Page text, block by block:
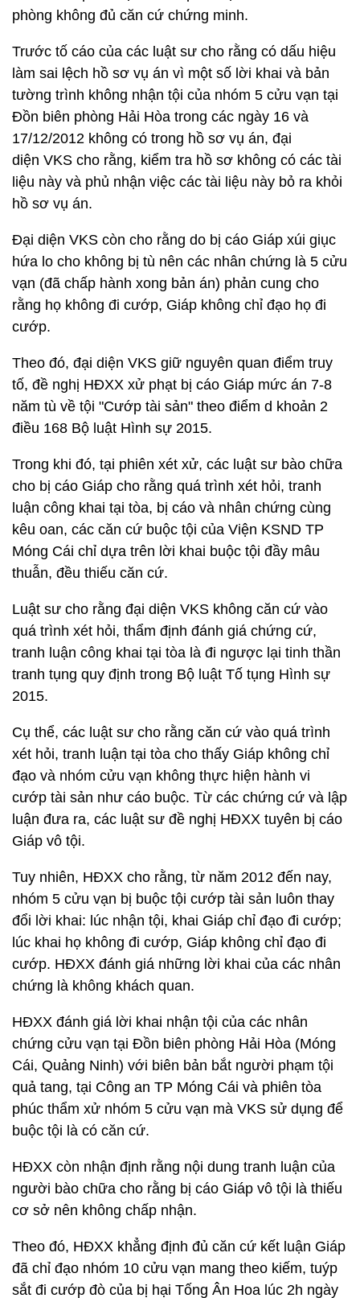
phòng không đủ căn cứ chứng minh.
Trước tố cáo của các luật sư cho rằng có dấu hiệu
làm sai lệch hồ sơ vụ án vì một số lời khai và bản
tường trình không nhận tội của nhóm 5 cửu vạn tại
Đồn biên phòng Hải Hòa trong các ngày 16 và
17/12/2012 không có trong hồ sơ vụ án, đại
diện VKS cho rằng, kiểm tra hồ sơ không có các tài
liệu này và phủ nhận việc các tài liệu này bỏ ra khỏi
hồ sơ vụ án.
Đại diện VKS còn cho rằng do bị cáo Giáp xúi giục
hứa lo cho không bị tù nên các nhân chứng là 5 cửu
vạn (đã chấp hành xong bản án) phản cung cho
rằng họ không đi cướp, Giáp không chỉ đạo họ đi
cướp.
Theo đó, đại diện VKS giữ nguyên quan điểm truy
tố, đề nghị HĐXX xử phạt bị cáo Giáp mức án 7-8
năm tù về tội "Cướp tài sản" theo điểm d khoản 2
điều 168 Bộ luật Hình sự 2015.
Trong khi đó, tại phiên xét xử, các luật sư bào chữa
cho bị cáo Giáp cho rằng quá trình xét hỏi, tranh
luận công khai tại tòa, bị cáo và nhân chứng cùng
kêu oan, các căn cứ buộc tội của Viện KSND TP
Móng Cái chỉ dựa trên lời khai buộc tội đầy mâu
thuẫn, đều thiếu căn cứ.
Luật sư cho rằng đại diện VKS không căn cứ vào
quá trình xét hỏi, thẩm định đánh giá chứng cứ,
tranh luận công khai tại tòa là đi ngược lại tinh thần
tranh tụng quy định trong Bộ luật Tố tụng Hình sự
2015.
Cụ thể, các luật sư cho rằng căn cứ vào quá trình
xét hỏi, tranh luận tại tòa cho thấy Giáp không chỉ
đạo và nhóm cửu vạn không thực hiện hành vi
cướp tài sản như cáo buộc. Từ các chứng cứ và lập
luận đưa ra, các luật sư đề nghị HĐXX tuyên bị cáo
Giáp vô tội.
Tuy nhiên, HĐXX cho rằng, từ năm 2012 đến nay,
nhóm 5 cửu vạn bị buộc tội cướp tài sản luôn thay
đổi lời khai: lúc nhận tội, khai Giáp chỉ đạo đi cướp;
lúc khai họ không đi cướp, Giáp không chỉ đạo đi
cướp. HĐXX đánh giá những lời khai của các nhân
chứng là không khách quan.
HĐXX đánh giá lời khai nhận tội của các nhân
chứng cửu vạn tại Đồn biên phòng Hải Hòa (Móng
Cái, Quảng Ninh) với biên bản bắt người phạm tội
quả tang, tại Công an TP Móng Cái và phiên tòa
phúc thẩm xử nhóm 5 cửu vạn mà VKS sử dụng để
buộc tội là có căn cứ.
HĐXX còn nhận định rằng nội dung tranh luận của
người bào chữa cho rằng bị cáo Giáp vô tội là thiếu
cơ sở nên không chấp nhận.
Theo đó, HĐXX khẳng định đủ căn cứ kết luận Giáp
đã chỉ đạo nhóm 10 cửu vạn mang theo kiếm, tuýp
sắt đi cướp đò của bị hại Tống Ân Hoa lúc 2h ngày